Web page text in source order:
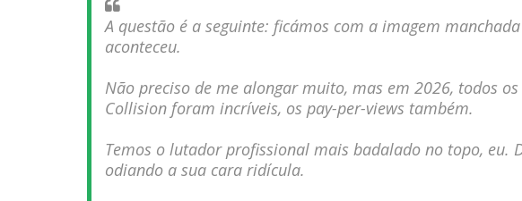
A questão é a seguinte: ficámos com a imagem
aconteceu.
Não preciso de me alongar muito, mas em 2026, todos
Collision foram incríveis, os pay-per-views também.
Temos o lutador profissional mais badalado no topo, eu.
odiando a sua cara ridícula.